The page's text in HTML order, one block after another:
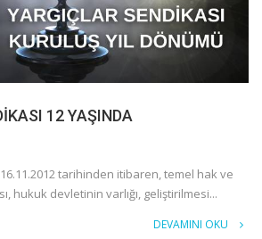
12 YAŞINDA
tarihinden itibaren, temel hak ve
hukuk devletinin varlığı, geliştirilmesi...
DEVAMINI OKU